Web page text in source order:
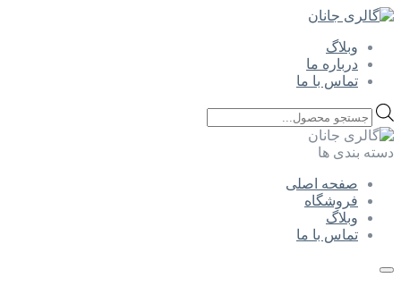
وبلاگ
درباره ما
تماس با ما
Products
search
دسته بندی ها
صفحه اصلی
فروشگاه
وبلاگ
تماس با ما